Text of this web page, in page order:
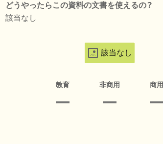
どうやったらこの資料の文書を使えるの？
該当なし
該当なし
教育 非商用 商用